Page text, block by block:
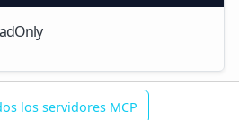
los servidores MCP